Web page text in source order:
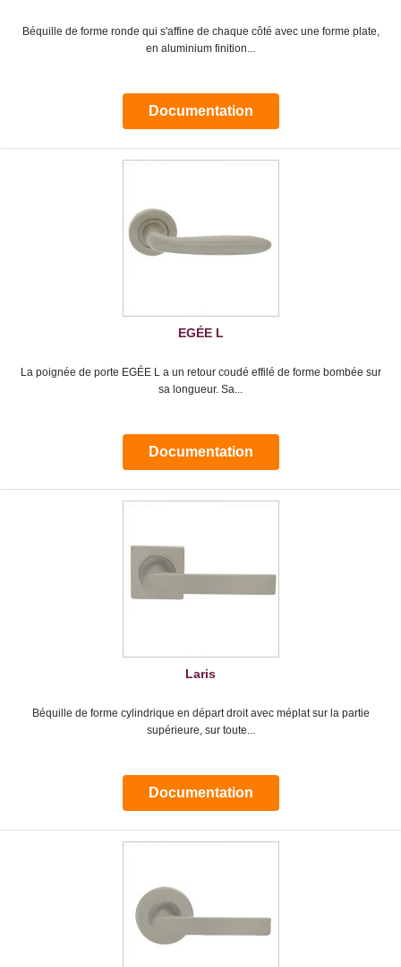
Béquille de forme ronde qui s'affine de chaque côté avec une forme plate,
en aluminium finition...
Documentation
EGÉE L
La poignée de porte EGÉE L a un retour coudé effilé de forme bombée sur
sa longueur. Sa...
Documentation
Laris
Béquille de forme cylindrique en départ droit avec méplat sur la partie
supérieure, sur toute...
Documentation